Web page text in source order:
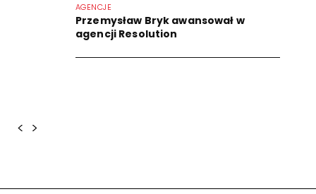
AGENCJE
Przemysław Bryk awansował w
agencji Resolution
< >